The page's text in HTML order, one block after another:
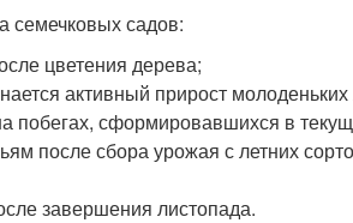
семечковых садов:
цветения дерева;
активный прирост молоденьких
побегах, сформировавшихся в
после сбора урожая с летних
завершения листопада.